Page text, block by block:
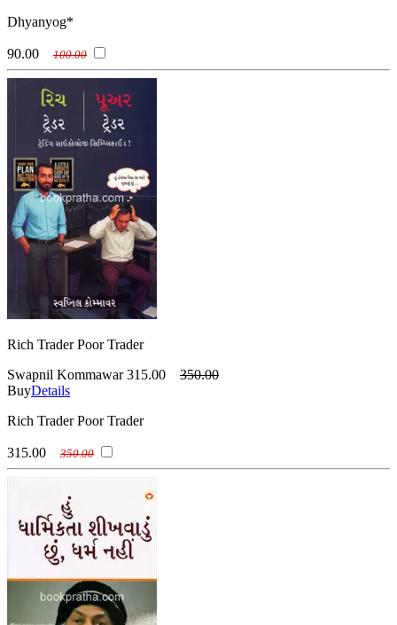
(ઝિગ ઝિગલર)
Dhyanyog*
90.00 100.00
Rich Trader Poor Trader
Swapnil Kommawar 315.00
350.00
BuyDetails
Rich Trader Poor Trader
315.00 350.00